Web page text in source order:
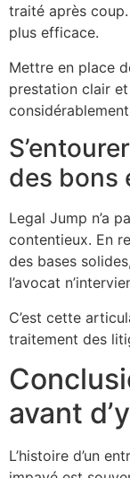
traité après coup.
plus efficace.
Mettre en place
prestation clair et
des bons
Legal Jump n’a
contentieux. En
des bases
l’avocat
C’est cette
traitement des
avant
L’histoire d’un